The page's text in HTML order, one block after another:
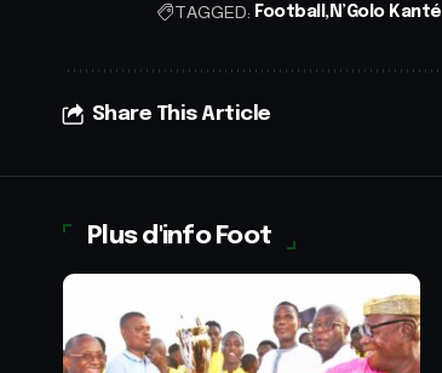
TAGGED: Football N’Golo Kanté
Share This Article
Plus d'info Foot